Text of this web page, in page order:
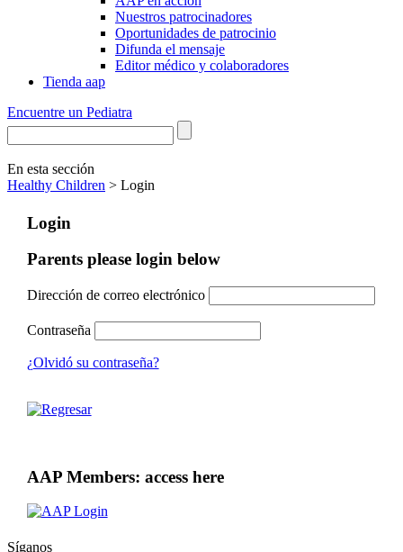
Nuestros patrocinadores
Oportunidades de patrocinio
Difunda el mensaje
Editor médico y colaboradores
Tienda aap
Encuentre un Pediatra
En esta sección
Healthy Children > Login
Login
Parents please login below
Dirección de correo electrónico
Contraseña
¿Olvidó su contraseña?
AAP Members: access here
Síganos